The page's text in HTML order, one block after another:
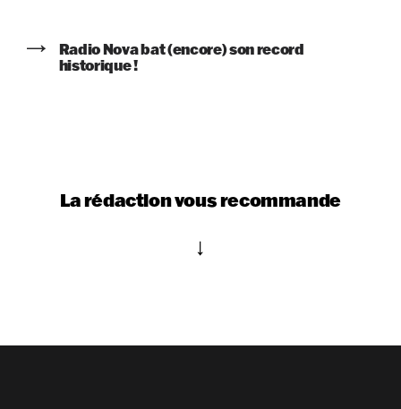
Radio Nova bat (encore) son record
historique !
La rédaction vous recommande